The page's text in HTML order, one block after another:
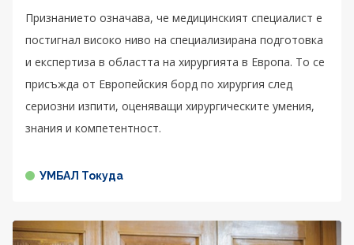
Признанието означава, че медицинският специалист е
постигнал високо ниво на специализирана подготовка
и експертиза в областта на хирургията в Европа. То се
присъжда от Европейския борд по хирургия след
сериозни изпити, оценяващи хирургическите умения,
знания и компетентност.
УМБАЛ Токуда